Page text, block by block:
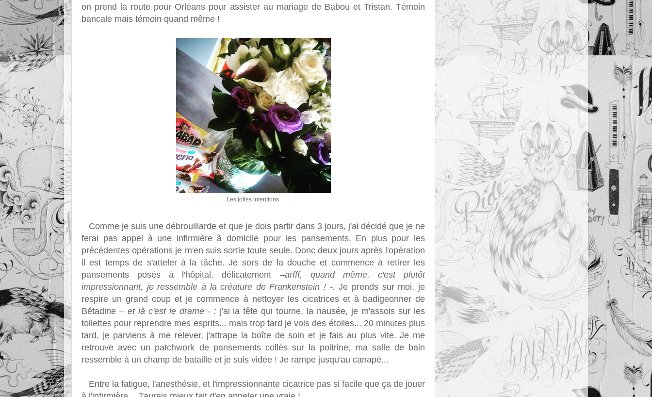
on prend la route pour Orléans pour assister au mariage de Babou et Tristan. Témoin
bancale mais témoin quand même !
Les jolies intentions
Comme je suis une débrouillarde et que je dois partir dans 3 jours, j'ai décidé que je ne
ferai pas appel à une infirmière à domicile pour les pansements. En plus pour les
précédentes opérations je m'en suis sortie toute seule. Donc deux jours après l'opération
il est temps de s'atteler à la tâche. Je sors de la douche et commence à retirer les
pansements posés à l'hôpital, délicatement –arfff, quand même, c'est plutôt
impressionnant, je ressemble à la créature de Frankenstein ! -.Je prends sur moi, je
respire un grand coup et je commence à nettoyer les cicatrices et à badigeonner de
Bétadine – et là c'est le drame - : j'ai la tête qui tourne, la nausée, je m'assois sur les
toilettes pour reprendre mes esprits... mais trop tard je vois des étoiles... 20 minutes plus
tard, je parviens à me relever, j'attrape la boîte de soin et je fais au plus vite. Je me
retrouve avec un patchwork de pansements collés sur la poitrine, ma salle de bain
ressemble à un champ de bataille et je suis vidée ! Je rampe jusqu'au canapé...
Entre la fatigue, l'anesthésie, et l'impressionnante cicatrice pas si facile que ça de jouer